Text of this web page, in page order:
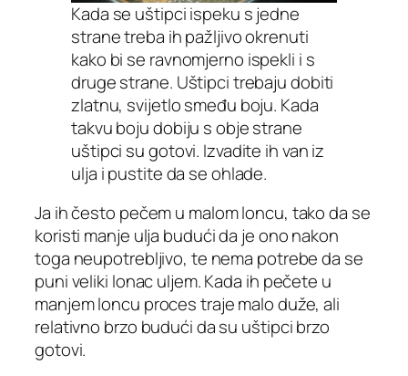
Kada se uštipci ispeku s jedne
strane treba ih pažljivo okrenuti
kako bi se ravnomjerno ispekli i s
druge strane. Uštipci trebaju dobiti
zlatnu, svijetlo smeđu boju. Kada
takvu boju dobiju s obje strane
uštipci su gotovi. Izvadite ih van iz
ulja i pustite da se ohlade.
Ja ih često pečem u malom loncu, tako da se
koristi manje ulja budući da je ono nakon
toga neupotrebljivo, te nema potrebe da se
puni veliki lonac uljem. Kada ih pečete u
manjem loncu proces traje malo duže, ali
relativno brzo budući da su uštipci brzo
gotovi.